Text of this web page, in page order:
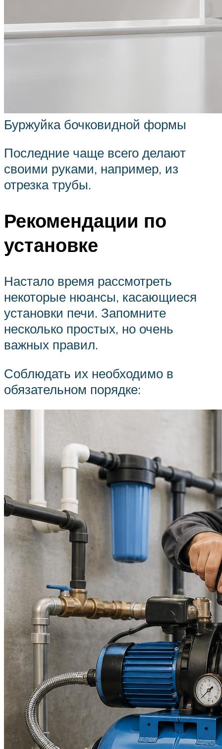
Буржуйка бочковидной формы
Последние чаще всего делают
своими руками, например, из
отрезка трубы.
Рекомендации по
установке
Настало время рассмотреть
некоторые нюансы, касающиеся
установки печи. Запомните
несколько простых, но очень
важных правил.
Соблюдать их необходимо в
обязательном порядке: